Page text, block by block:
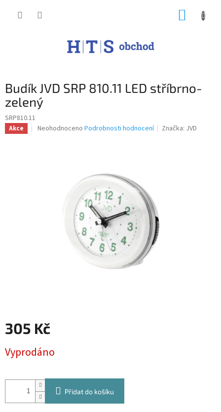
Budík JVD SRP 810.11 LED stříbrno-
zelený
SRP810.11
Akce
Průměrné
Neohodnoceno Podrobnosti hodnocení Značka: JVD
305 Kč
cena:
Vyprodáno
Přidat do košíku